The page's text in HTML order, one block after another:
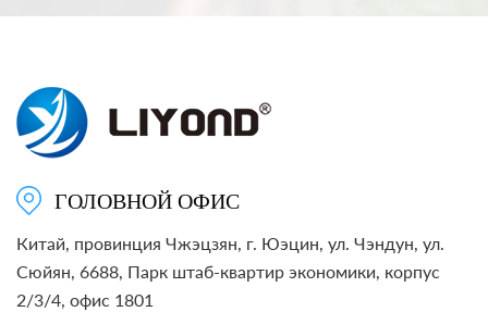
ГОЛОВНОЙ ОФИС
Китай, провинция Чжэцзян, г. Юэцин, ул. Чэндун, ул.
Сюйян, 6688, Парк штаб-квартир экономики, корпус
2/3/4, офис 1801